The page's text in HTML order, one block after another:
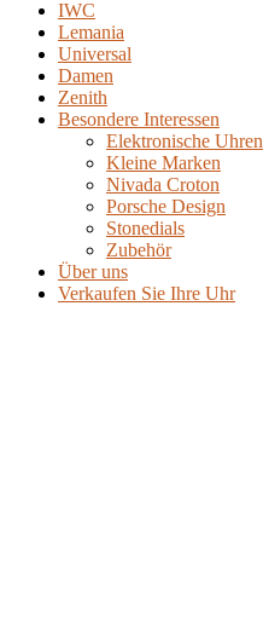
IWC
Lemania
Universal
Damen
Zenith
Besondere Interessen
Elektronische Uhren
Kleine Marken
Nivada Croton
Porsche Design
Stonedials
Zubehör
Über uns
Verkaufen Sie Ihre Uhr